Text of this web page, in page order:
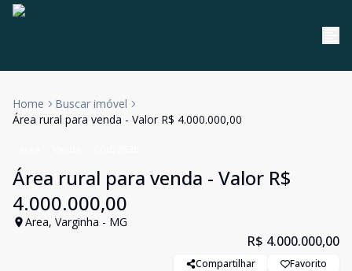
Home
Buscar imóvel
Área rural para venda - Valor R$ 4.000.000,00
Área rural para venda - Valor R$
4.000.000,00
Area, Varginha - MG
R$ 4.000.000,00
Compartilhar Favorito